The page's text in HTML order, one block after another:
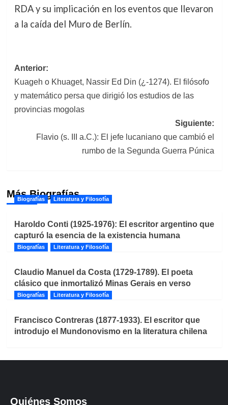
RDA y su implicación en los eventos que llevaron
a la caída del Muro de Berlín.
Navegación
de
entradas
Anterior:
Kuageh o Khuaget, Nassir Ed Din (¿-1274). El filósofo
y matemático persa que dirigió los estudios de las
provincias mogolas
Siguiente:
Flavio (s. III a.C.): El jefe lucaniano que cambió el
rumbo de la Segunda Guerra Púnica
Más Biografías
Biografías Literatura y Filosofía
Haroldo Conti (1925-1976): El escritor argentino que
capturó la esencia de la existencia humana
Biografías Literatura y Filosofía
Claudio Manuel da Costa (1729-1789). El poeta
clásico que inmortalizó Minas Gerais en verso
Biografías Literatura y Filosofía
Francisco Contreras (1877-1933). El escritor que
introdujo el Mundonovismo en la literatura chilena
Quiénes Somos